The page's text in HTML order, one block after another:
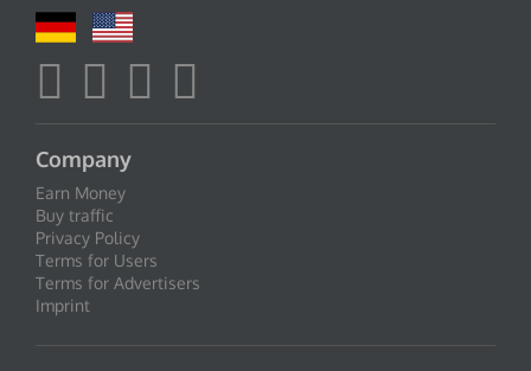
Company
Earn Money
Buy traffic
Privacy Policy
Terms for Users
Terms for Advertisers
Imprint